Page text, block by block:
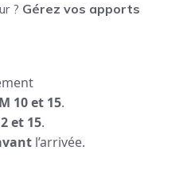
? Gérez vos apports
10 et 15.
et 15.
l’arrivée.